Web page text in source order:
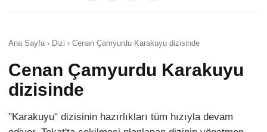
Ana Sayfa › Dizi › Cenan Çamyurdu Karakuyu dizisinde
Cenan Çamyurdu Karakuyu
dizisinde
"Karakuyu" dizisinin hazırlıkları tüm hızıyla devam